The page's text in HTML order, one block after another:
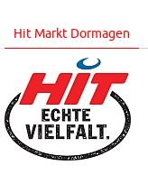
Hit Markt Dormagen